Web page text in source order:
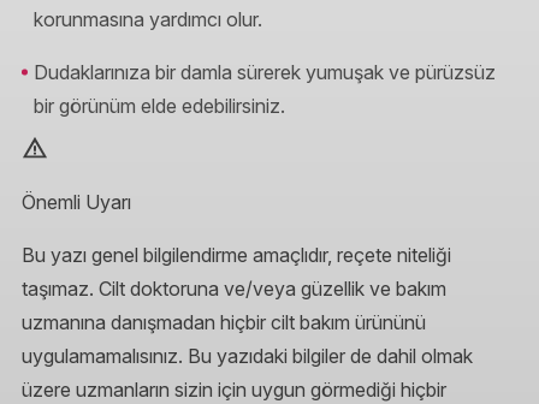
korunmasına yardımcı olur.
Dudaklarınıza bir damla sürerek yumuşak ve pürüzsüz
bir görünüm elde edebilirsiniz.
Önemli Uyarı
Bu yazı genel bilgilendirme amaçlıdır, reçete niteliği
taşımaz. Cilt doktoruna ve/veya güzellik ve bakım
uzmanına danışmadan hiçbir cilt bakım ürününü
uygulamamalısınız. Bu yazıdaki bilgiler de dahil olmak
üzere uzmanların sizin için uygun görmediği hiçbir